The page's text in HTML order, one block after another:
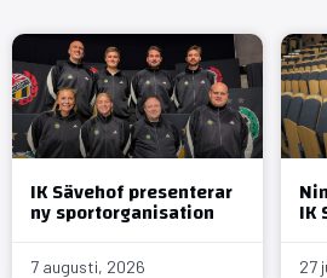
IK Sävehof presenterar
ny sportorganisation
7 augusti, 2026
IK
27